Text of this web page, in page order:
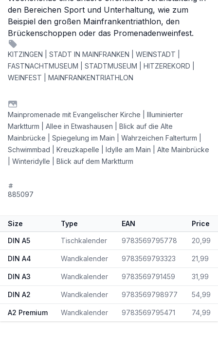
den Bereichen Sport und Unterhaltung, wie zum
Beispiel den großen Mainfrankentriathlon, den
Brückenschoppen oder das Promenadenweinfest.
KITZINGEN | STADT IN MAINFRANKEN | WEINSTADT |
FASTNACHTMUSEUM | STADTMUSEUM | HITZEREKORD |
WEINFEST | MAINFRANKENTRIATHLON
Mainpromenade mit Evangelischer Kirche | Illuminierter
Marktturm | Allee in Etwashausen | Blick auf die Alte
Mainbrücke | Spiegelung im Main | Wahrzeichen Falterturm |
Schwimmbad | Kreuzkapelle | Idylle am Main | Alte Mainbrücke
| Winteridylle | Blick auf dem Marktturm
885097
Size Type EAN Price
DIN A5 Tischkalender 9783569795778 20,99
DIN A4 Wandkalender 9783569793323 21,99
DIN A3 Wandkalender 9783569791459 31,99
DIN A2 Wandkalender 9783569798977 54,99
A2 Premium Wandkalender 9783569795471 74,99